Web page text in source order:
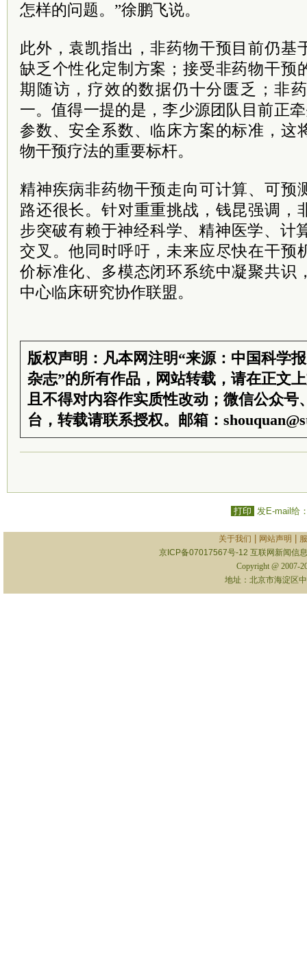
怎样的问题。”徐鹏飞说。
此外，袁凯指出，非药物干预目前仍基
缺乏个性化定制方案；接受非药物干预
期随访，疗效的数据仍十分匮乏；非
一。值得一提的是，李少源团队目前正
参数、安全系数、临床方案的标准，这
物干预疗法的重要标杆。
精神疾病非药物干预走向可计算、可预
路还很长。针对重重挑战，钱昆强调，
步突破有赖于神经科学、精神医学、计
交叉。他同时呼吁，未来应尽快在干预
价标准化、多模态闭环系统中凝聚共识
中心临床研究协作联盟。
版权声明：凡本网注明“来源：中国科学
杂志”的所有作品，网站转载，请在正文
且不得对内容作实质性改动；微信公众号
台，转载请联系授权。邮箱：
打印 发E-mail给
关于我们 网站声明
京ICP备07017567号-12 互联网新闻信
Copyright @ 2007-
地址：北京市海淀区